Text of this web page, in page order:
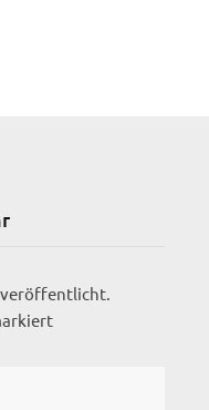
veröffentlicht.